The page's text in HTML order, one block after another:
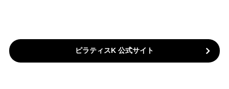
ピラティスK 公式サイト